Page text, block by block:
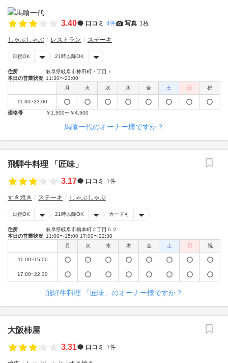
3.40 口コミ 4件 写真 1枚
しゃぶしゃぶ レストラン ステーキ
日祝OK 21時以降OK
住所
岐阜県岐阜市神田町７丁目７
本日の営業状況 11:30〜23:00
月
火 水 木 金 土 日 祝
11:30~23:00
価格帯
￥1,500〜￥4,500
馬喰一代のオーナー様ですか？
飛騨牛料理 「匠味」
3.17
口コミ 1件
すき焼き ステーキ しゃぶしゃぶ
日祝OK 21時以降OK カード可
住所
岐阜県岐阜市橋本町２丁目５２
本日の営業状況 11:00〜15:00 17:00〜22:30
月
火 水 木 金 土 日 祝
11:00~15:00
17:00~22:30
飛騨牛料理 「匠味」のオーナー様ですか？
大阪柿屋
3.31
口コミ 1件